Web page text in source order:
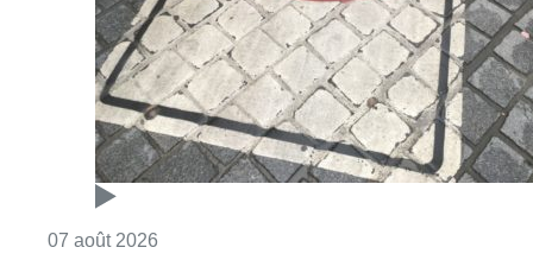
07 août 2026